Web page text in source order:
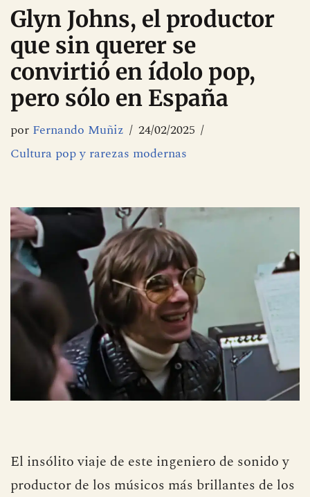
Glyn Johns, el productor
que sin querer se
convirtió en ídolo pop,
pero sólo en España
por Fernando Muñiz
24/02/2025
Cultura pop y rarezas modernas
El insólito viaje de este ingeniero de sonido y
productor de los músicos más brillantes de los